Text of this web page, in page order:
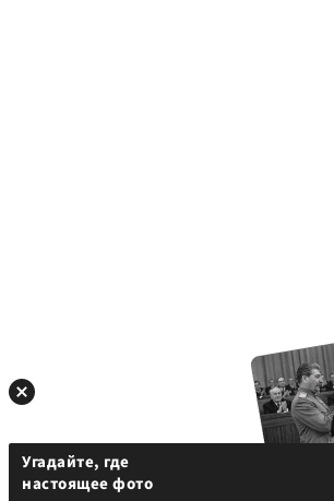
Угадайте, где
настоящее фото